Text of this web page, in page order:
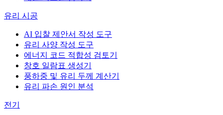
유리 시공
AI 입찰 제안서 작성 도구
유리 사양 작성 도구
에너지 코드 적합성 검토기
창호 일람표 생성기
풍하중 및 유리 두께 계산기
유리 파손 원인 분석
전기